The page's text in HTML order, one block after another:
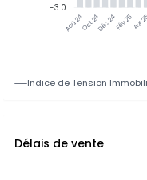
Aoû 24Oct 24Déc 24Fév 25Avr
-3.0
Indice de Tension
Délais de vente